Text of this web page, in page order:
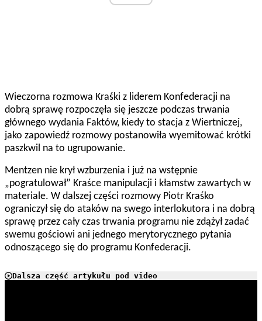
Wieczorna rozmowa Kraśki z liderem Konfederacji na
dobrą sprawę rozpoczęła się jeszcze podczas trwania
głównego wydania Faktów, kiedy to stacja z Wiertniczej,
jako zapowiedź rozmowy postanowiła wyemitować krótki
paszkwil na to ugrupowanie.
Mentzen nie krył wzburzenia i już na wstępnie
„pogratulował” Kraśce manipulacji i kłamstw zawartych w
materiale. W dalszej części rozmowy Piotr Kraśko
ograniczył się do ataków na swego interlokutora i na dobrą
sprawę przez cały czas trwania programu nie zdążył zadać
swemu gościowi ani jednego merytorycznego pytania
odnoszącego się do programu Konfederacji.
Dalsza część artykułu pod video